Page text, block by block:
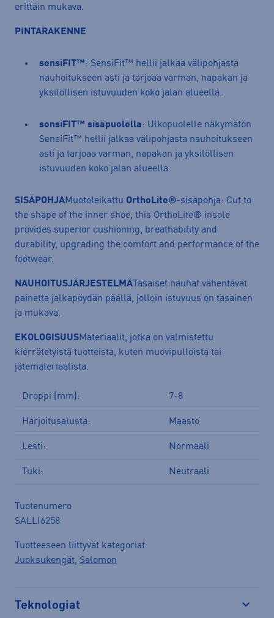
erittäin mukava.
PINTARAKENNE
sensiFIT™: SensiFit™ hellii jalkaa välipohjasta
nauhoitukseen asti ja tarjoaa varman, napakan ja
yksilöllisen istuvuuden koko jalan alueella.
sensiFIT™ sisäpuolella: Ulkopuolelle näkymätön
SensiFit™ hellii jalkaa välipohjasta nauhoitukseen
asti ja tarjoaa varman, napakan ja yksilöllisen
istuvuuden koko jalan alueella.
SISÄPOHJAMuotoleikattu OrthoLite®-sisäpohja: Cut to
the shape of the inner shoe, this OrthoLite® insole
provides superior cushioning, breathability and
durability, upgrading the comfort and performance of the
footwear.
NAUHOITUSJÄRJESTELMÄ Tasaiset nauhat vähentävät
painetta jalkapöydän päällä, jolloin istuvuus on tasainen
ja mukava.
EKOLOGISUUSMateriaalit, jotka on valmistettu
kierrätetyistä tuotteista, kuten muovipulloista tai
jätemateriaalista.
Droppi (mm): 7-8
Harjoitusalusta: Maasto
Lesti: Normaali
Tuki: Neutraali
Tuotenumero
SALLI6258
Tuotteeseen liittyvät kategoriat
Juoksukengät, Salomon
Teknologiat